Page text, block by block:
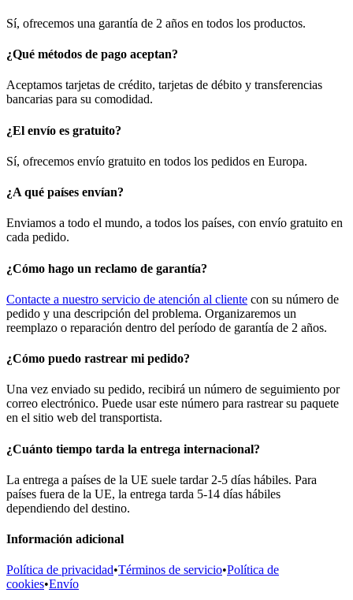
Sí, ofrecemos una garantía de 2 años en todos los productos.
¿Qué métodos de pago aceptan?
Aceptamos tarjetas de crédito, tarjetas de débito y transferencias
bancarias para su comodidad.
¿El envío es gratuito?
Sí, ofrecemos envío gratuito en todos los pedidos en Europa.
¿A qué países envían?
Enviamos a todo el mundo, a todos los países, con envío gratuito en
cada pedido.
¿Cómo hago un reclamo de garantía?
Contacte a nuestro servicio de atención al cliente con su número de
pedido y una descripción del problema. Organizaremos un
reemplazo o reparación dentro del período de garantía de 2 años.
¿Cómo puedo rastrear mi pedido?
Una vez enviado su pedido, recibirá un número de seguimiento por
correo electrónico. Puede usar este número para rastrear su paquete
en el sitio web del transportista.
¿Cuánto tiempo tarda la entrega internacional?
La entrega a países de la UE suele tardar 2-5 días hábiles. Para
países fuera de la UE, la entrega tarda 5-14 días hábiles
dependiendo del destino.
Información adicional
Política de privacidad•Términos de servicio•Política de
cookies•Envío